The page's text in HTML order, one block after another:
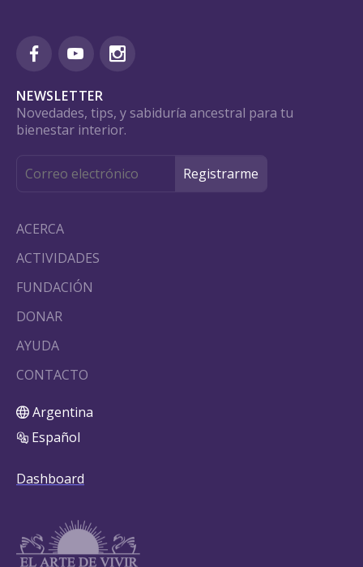
NEWSLETTER
Novedades, tips, y sabiduría ancestral para tu
bienestar interior.
ACERCA
ACTIVIDADES
FUNDACIÓN
DONAR
AYUDA
CONTACTO
Argentina
Español
Dashboard